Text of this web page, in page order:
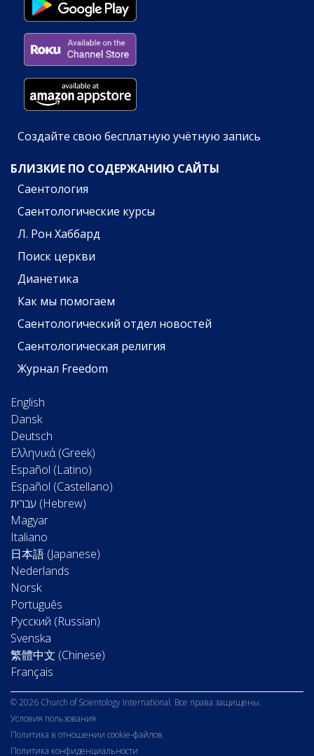
Создайте свою бесплатную учётную запись
БЛИЗКИЕ ПО СОДЕРЖАНИЮ САЙТЫ
Саентология
Саентологические курсы
Л. Рон Хаббард
Поиск церкви
Дианетика
Как мы помогаем
Саентологический отдел новостей
Саентологическая религия
Журнал Freedom
English
Dansk
Deutsch
Ελληνικά (Greek)
Español (Latino)
Español (Castellano)
Magyar
Italiano
日本語 (Japanese)
Nederlands
Norsk
Português
Русский (Russian)
Svenska
繁體中文 (Chinese)
Français
© 2026 Church of Scientology International. Все права защищены.
Условия пользования
Политика в отношении cookie-файлов
Политика конфиденциальности